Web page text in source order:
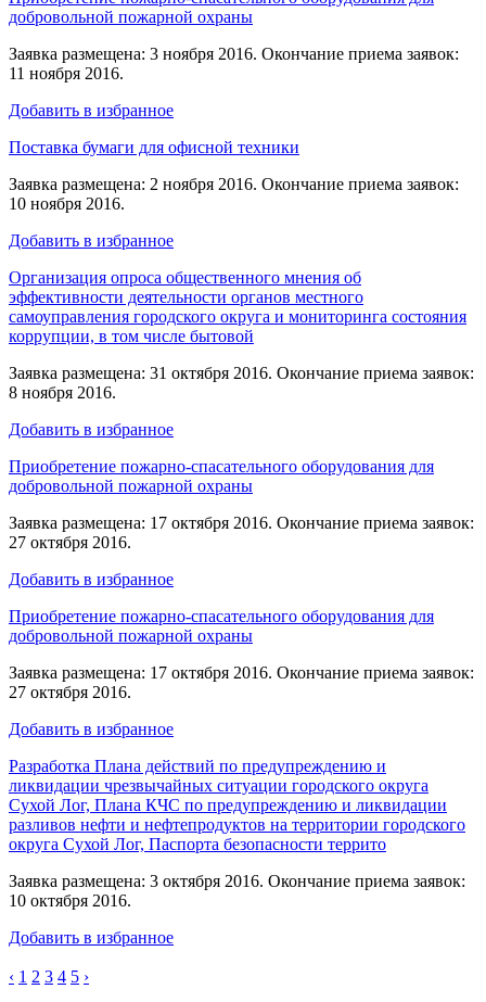
добровольной пожарной охраны
Заявка размещена: 3 ноября 2016. Окончание приема заявок:
11 ноября 2016.
Добавить в избранное
Поставка бумаги для офисной техники
Заявка размещена: 2 ноября 2016. Окончание приема заявок:
10 ноября 2016.
Добавить в избранное
Организация опроса общественного мнения об
эффективности деятельности органов местного
самоуправления городского округа и мониторинга состояния
коррупции, в том числе бытовой
Заявка размещена: 31 октября 2016. Окончание приема заявок:
8 ноября 2016.
Добавить в избранное
Приобретение пожарно-спасательного оборудования для
добровольной пожарной охраны
Заявка размещена: 17 октября 2016. Окончание приема заявок:
27 октября 2016.
Добавить в избранное
Приобретение пожарно-спасательного оборудования для
добровольной пожарной охраны
Заявка размещена: 17 октября 2016. Окончание приема заявок:
27 октября 2016.
Добавить в избранное
Разработка Плана действий по предупреждению и
ликвидации чрезвычайных ситуации городского округа
Сухой Лог, Плана КЧС по предупреждению и ликвидации
разливов нефти и нефтепродуктов на территории городского
округа Сухой Лог, Паспорта безопасности террито
Заявка размещена: 3 октября 2016. Окончание приема заявок:
10 октября 2016.
Добавить в избранное
‹ 1 2 3 4 5 ›